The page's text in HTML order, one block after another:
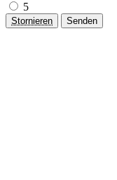
5
Stornieren Senden